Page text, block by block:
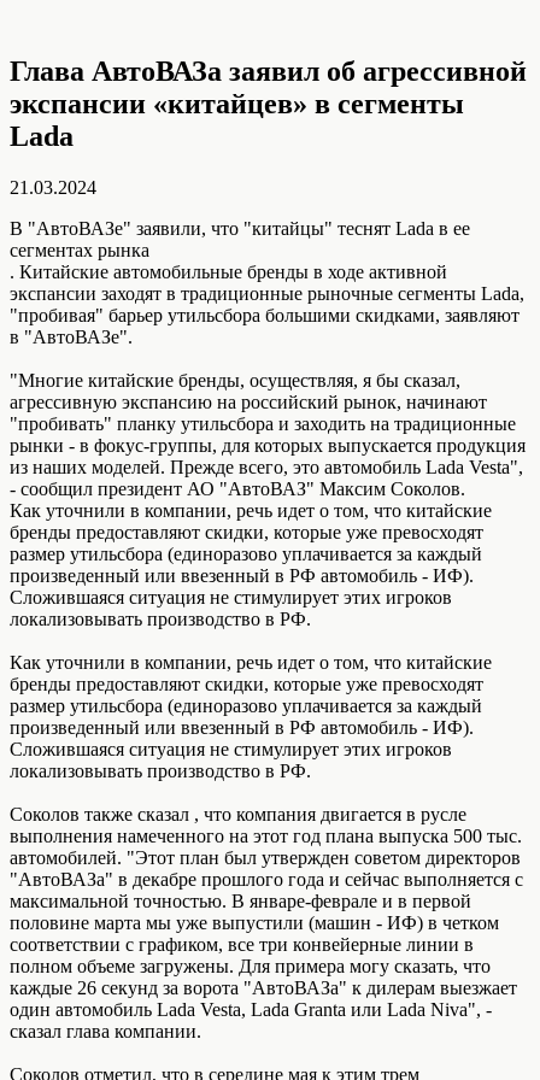
Глава АвтоВАЗа заявил об агрессивной
экспансии «китайцев» в сегменты
Lada
21.03.2024
В "АвтоВАЗе" заявили, что "китайцы" теснят Lada в ее
сегментах рынка
. Китайские автомобильные бренды в ходе активной
экспансии заходят в традиционные рыночные сегменты Lada,
"пробивая" барьер утильсбора большими скидками, заявляют
в "АвтоВАЗе".
"Многие китайские бренды, осуществляя, я бы сказал,
агрессивную экспансию на российский рынок, начинают
"пробивать" планку утильсбора и заходить на традиционные
рынки - в фокус-группы, для которых выпускается продукция
из наших моделей. Прежде всего, это автомобиль Lada Vesta",
- сообщил президент АО "АвтоВАЗ" Максим Соколов.
Как уточнили в компании, речь идет о том, что китайские
бренды предоставляют скидки, которые уже превосходят
размер утильсбора (единоразово уплачивается за каждый
произведенный или ввезенный в РФ автомобиль - ИФ).
Сложившаяся ситуация не стимулирует этих игроков
локализовывать производство в РФ.
Как уточнили в компании, речь идет о том, что китайские
бренды предоставляют скидки, которые уже превосходят
размер утильсбора (единоразово уплачивается за каждый
произведенный или ввезенный в РФ автомобиль - ИФ).
Сложившаяся ситуация не стимулирует этих игроков
локализовывать производство в РФ.
Соколов также сказал , что компания двигается в русле
выполнения намеченного на этот год плана выпуска 500 тыс.
автомобилей. "Этот план был утвержден советом директоров
"АвтоВАЗа" в декабре прошлого года и сейчас выполняется с
максимальной точностью. В январе-феврале и в первой
половине марта мы уже выпустили (машин - ИФ) в четком
соответствии с графиком, все три конвейерные линии в
полном объеме загружены. Для примера могу сказать, что
каждые 26 секунд за ворота "АвтоВАЗа" к дилерам выезжает
один автомобиль Lada Vesta, Lada Granta или Lada Niva", -
сказал глава компании.
Соколов отметил, что в середине мая к этим трем